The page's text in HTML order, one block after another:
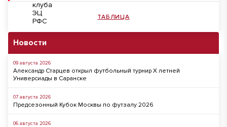
ТАБЛИЦА
Новости
09 августа 2026
Александр Старцев открыл футбольный турнир X летней
Универсиады в Саранске
07 августа 2026
Предсезонный Кубок Москвы по футзалу 2026
06 августа 2026